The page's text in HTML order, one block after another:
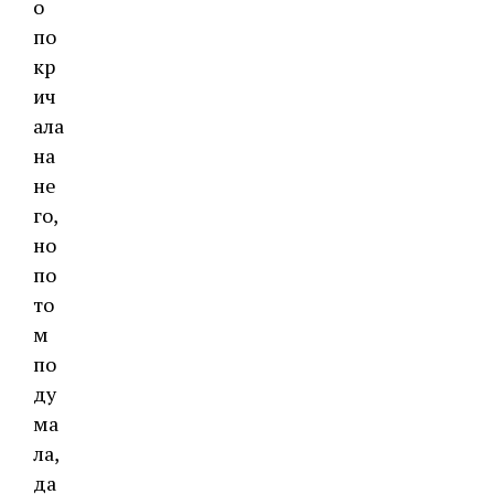
о
по
кр
ич
ала
на
не
го,
но
по
то
м
по
ду
ма
ла,
да